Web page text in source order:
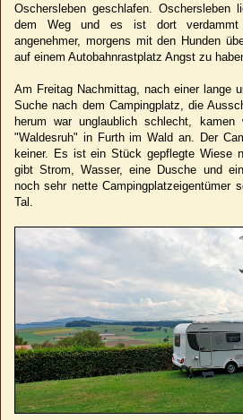
Oschersleben geschlafen. Oschersleben
dem Weg und es ist dort
angenehmer, morgens mit den Hunden
auf einem Autobahnrastplatz Angst zu
Am Freitag Nachmittag, nach einer lange
Suche nach dem Campingplatz, die
herum war unglaublich schlecht, kamen
"Waldesruh" in Furth im Wald an. Der
keiner. Es ist ein Stück gepflegte Wiese
gibt Strom, Wasser, eine Dusche und
noch sehr nette Campingplatzeigentümer
Tal.